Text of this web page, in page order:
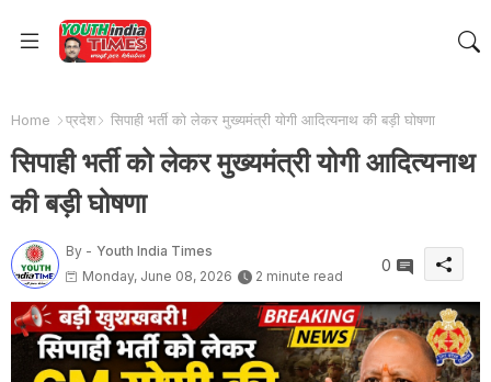
Home प्रदेश सिपाही भर्ती को लेकर मुख्यमंत्री योगी आदित्यनाथ की बड़ी घोषणा
सिपाही भर्ती को लेकर मुख्यमंत्री योगी आदित्यनाथ
की बड़ी घोषणा
By - Youth India Times
Monday, June 08, 2026
2 minute read
0